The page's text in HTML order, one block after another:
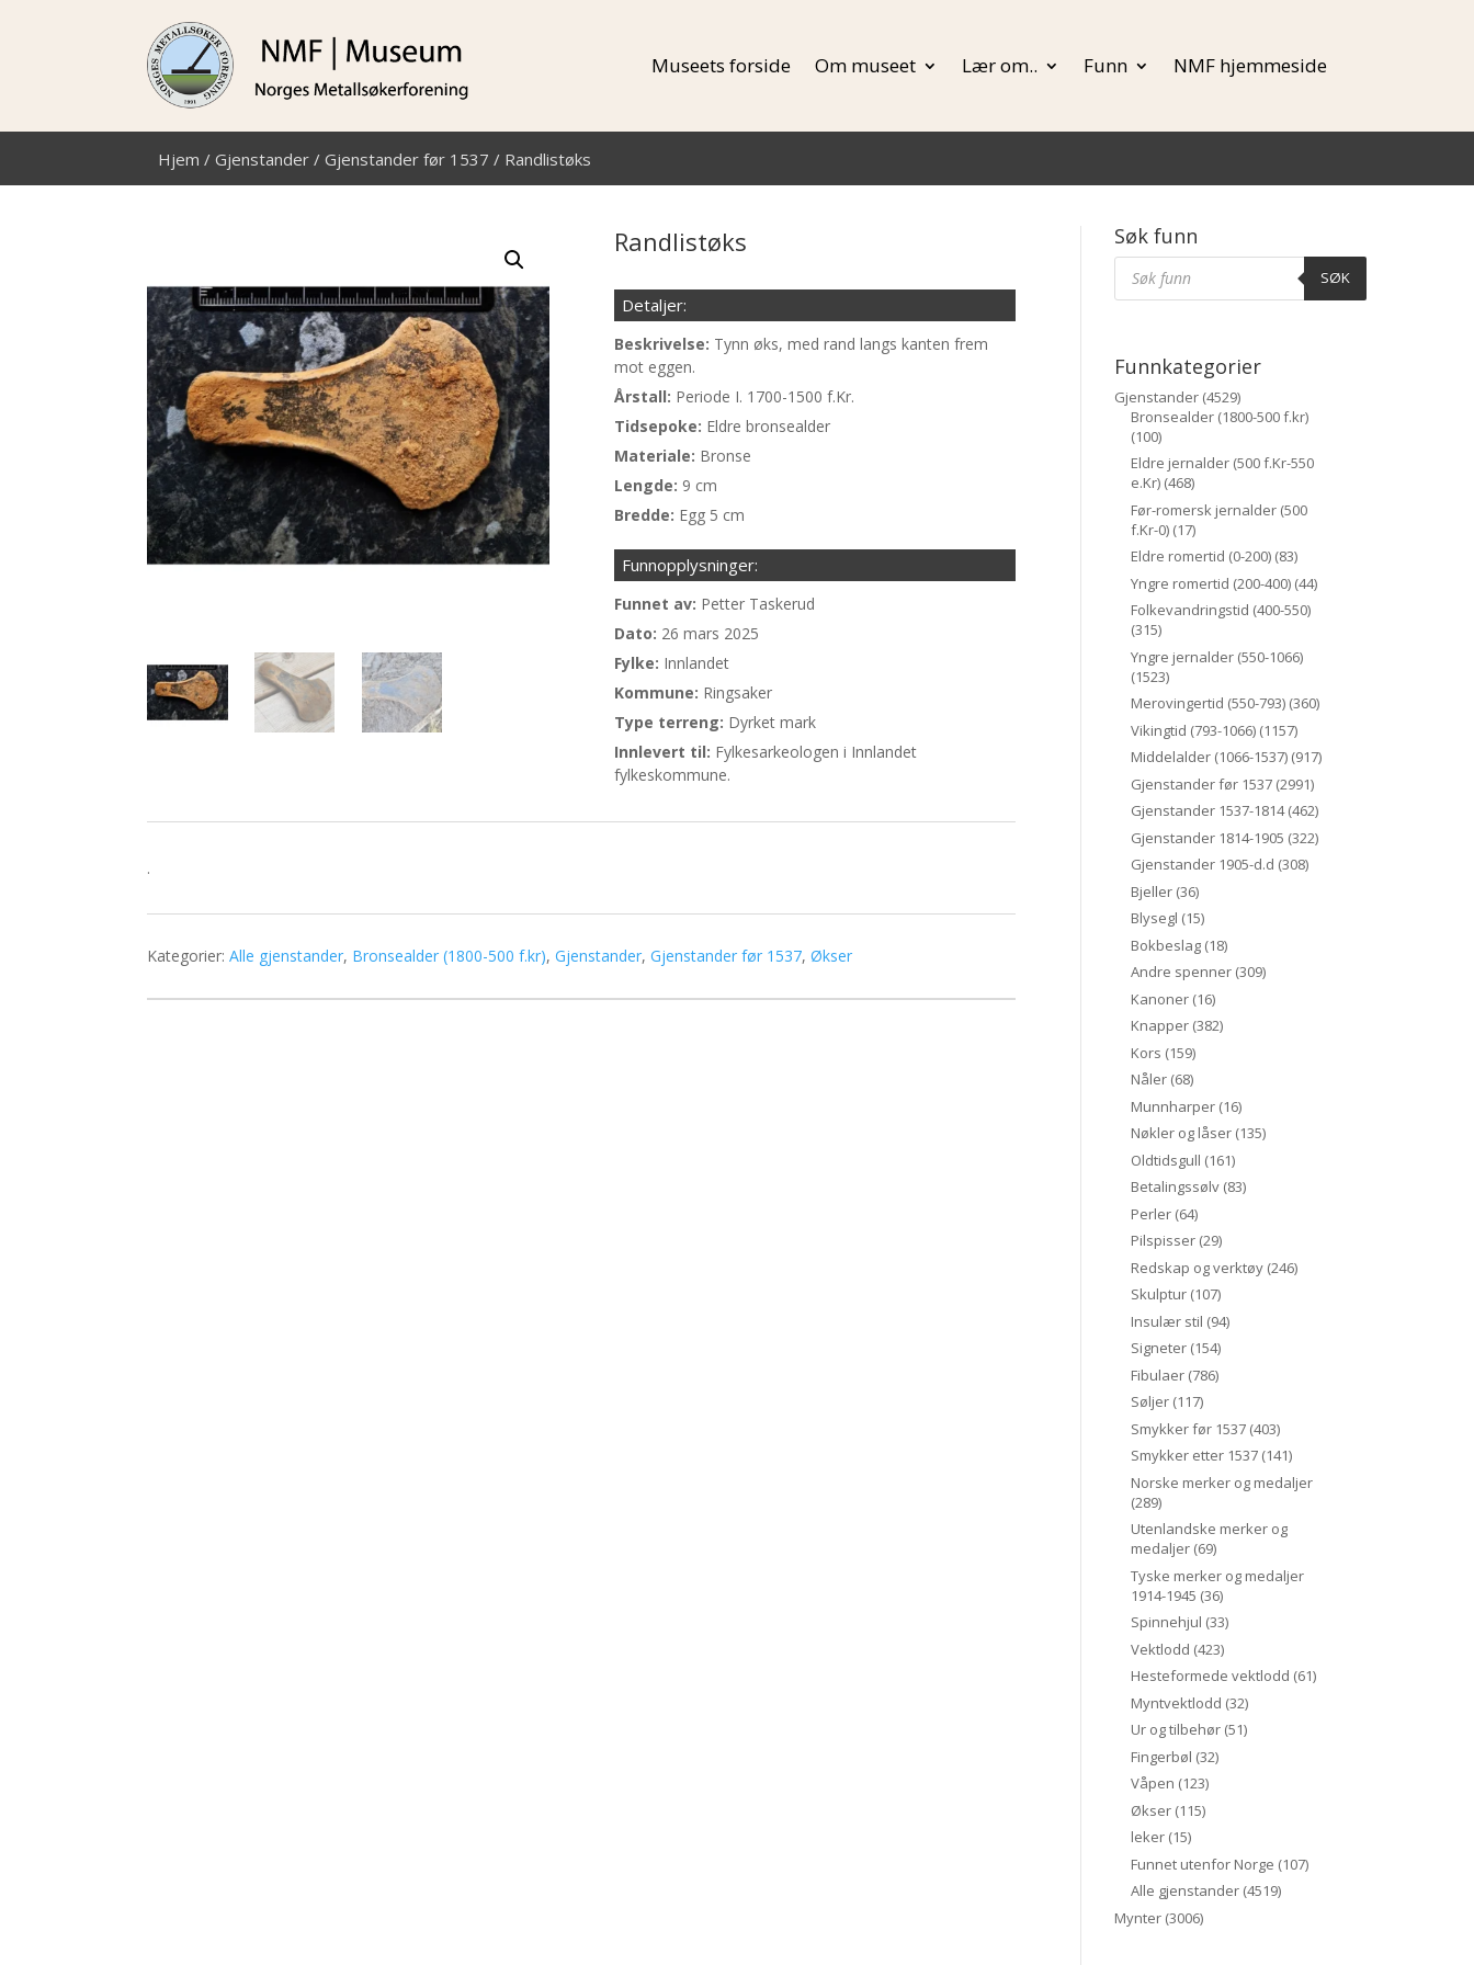
Museets forside Om museet Lær om.. Funn NMF hjemmeside
Hjem /Gjenstander /Gjenstander før 1537 / Randlistøks
Randlistøks
Detaljer:
Beskrivelse: Tynn øks, med rand langs kanten frem
mot eggen.
Årstall: Periode I. 1700-1500 f.Kr.
Tidsepoke: Eldre bronsealder
Materiale: Bronse
Lengde: 9 cm
Bredde: Egg 5 cm
Funnopplysninger:
Funnet av: Petter Taskerud
Dato: 26 mars 2025
Fylke: Innlandet
Kommune: Ringsaker
Type terreng: Dyrket mark
Innlevert til: Fylkesarkeologen i Innlandet
fylkeskommune.
.
Kategorier:Alle gjenstander, Bronsealder (1800-500 f.kr),Gjenstander,Gjenstander før 1537,Økser
Søk funn
Products
Søk SØK
Funnkategorier
Gjenstander (4529)
Bronsealder (1800-500 f.kr)
(100)
Eldre jernalder (500 f.Kr-550
e.Kr) (468)
Før-romersk jernalder (500
f.Kr-0) (17)
Eldre romertid (0-200) (83)
Yngre romertid (200-400) (44)
Folkevandringstid (400-550)
(315)
Yngre jernalder (550-1066)
(1523)
Merovingertid (550-793) (360)
Vikingtid (793-1066) (1157)
Middelalder (1066-1537) (917)
Gjenstander før 1537 (2991)
Gjenstander 1537-1814 (462)
Gjenstander 1814-1905 (322)
Gjenstander 1905-d.d (308)
Bjeller (36)
Blysegl (15)
Bokbeslag (18)
Andre spenner (309)
Kanoner (16)
Knapper (382)
Kors (159)
Nåler (68)
Munnharper (16)
Nøkler og låser (135)
Oldtidsgull (161)
Betalingssølv (83)
Perler (64)
Pilspisser (29)
Redskap og verktøy (246)
Skulptur (107)
Insulær stil (94)
Signeter (154)
Fibulaer (786)
Søljer (117)
Smykker før 1537 (403)
Smykker etter 1537 (141)
Norske merker og medaljer
(289)
Utenlandske merker og
medaljer (69)
Tyske merker og medaljer
1914-1945 (36)
Spinnehjul (33)
Vektlodd (423)
Hesteformede vektlodd (61)
Myntvektlodd (32)
Ur og tilbehør (51)
Fingerbøl (32)
Våpen (123)
Økser (115)
leker (15)
Funnet utenfor Norge (107)
Alle gjenstander (4519)
Mynter (3006)